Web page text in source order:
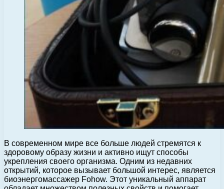
В современном мире все больше людей стремятся к
здоровому образу жизни и активно ищут способы
укрепления своего организма. Одним из недавних
открытий, которое вызывает большой интерес, является
биоэнергомассажер Fohow. Этот уникальный аппарат